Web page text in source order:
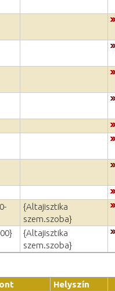
{Altajisztika
szem.szoba}
{Altajisztika
szem.szoba}
Helyszín